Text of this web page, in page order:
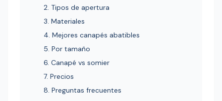
2. Tipos de apertura
3. Materiales
4. Mejores canapés abatibles
5. Por tamaño
6. Canapé vs somier
7. Precios
8. Preguntas frecuentes